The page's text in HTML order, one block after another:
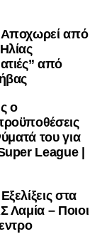
από
από
ο
του για
League |
στα
Λαμία – Ποιοι